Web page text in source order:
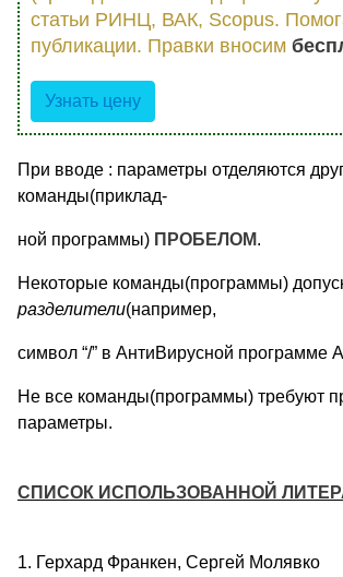
статьи РИНЦ, ВАК, Scopus.
публикации. Правки вносим
Узнать цену
При вводе : параметры отделяются
команды(приклад-
ной программы) ПРОБЕЛОМ.
Некоторые команды(программы)
разделители(например,
символ “/” в АнтиВирусной программе
Не все команды(программы) требуют
параметры.
СПИСОК ИСПОЛЬЗОВАННОЙ
1. Герхард Франкен, Сергей Молявко